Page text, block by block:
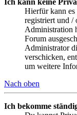
Ich kann keine
Hierfür kann
registriert und /
Administration
Forum
Administrator
verschicken,
um weitere
Nach oben
Ich bekomme